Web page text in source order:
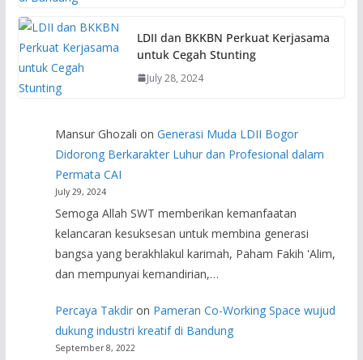
LDII dan BKKBN Perkuat Kerjasama
untuk Cegah Stunting
July 28, 2024
Mansur Ghozali onGenerasi Muda LDII Bogor
Didorong Berkarakter Luhur dan Profesional dalam
Permata CAI
July 29, 2024
Semoga Allah SWT memberikan kemanfaatan
kelancaran kesuksesan untuk membina generasi
bangsa yang berakhlakul karimah, Paham Fakih 'Alim,
dan mempunyai kemandirian,…
Percaya Takdir on Pameran Co-Working Space wujud
dukung industri kreatif di Bandung
September 8, 2022